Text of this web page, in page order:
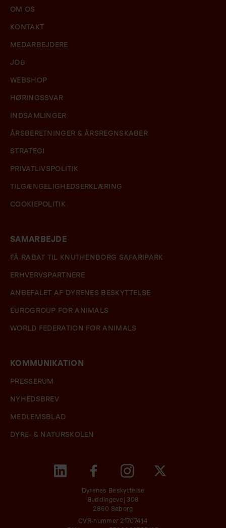
OM OS
KONTAKT
MEDARBEJDERE
JOB
WEBSHOP
HØRINGSSVAR
INDSAMLINGER
ÅRSBERETNINGER & ÅRSREGNSKABER
STRATEGI
PRIVATLIVSPOLITIK
TILGÆNGELIGHEDSERKLÆRING
COOKIEPOLITIK
SAMARBEJDE
FÅ RABAT TIL KNUTHENBORG SAFARIPARK
ERHVERVSPARTNERE
ANBEFALET AF DYRENES BESKYTTELSE
EUROGROUP FOR ANIMALS
WORLD FEDERATION FOR ANIMALS
KOMMUNIKATION
PRESSERUM
NYHEDSBREV
MEDLEMSBLAD
DYRE- & NATURSKOLEN
Dyrenes Beskyttelse
Buddingevej 308
2860 Søborg
CVR-nummer 21707414